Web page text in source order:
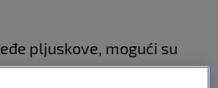
pljuskove, mogući su
predjelima i na zapadu